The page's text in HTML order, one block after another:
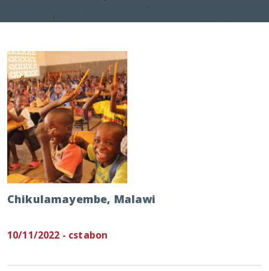
Chikulamayembe, Malawi
10/11/2022 - cstabon